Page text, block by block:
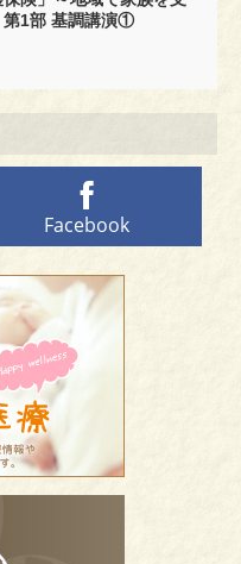
1部 基調講演①
Facebook